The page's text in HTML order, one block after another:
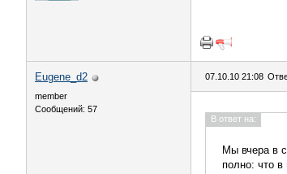
Eugene_d2
member
Сообщений: 57
07.10.10 21:08
В ответ на:
Мы вчера в
полно: что